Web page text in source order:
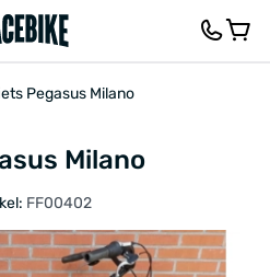
Pegasus Milano
Milano
FF00402
EN VRAGEN